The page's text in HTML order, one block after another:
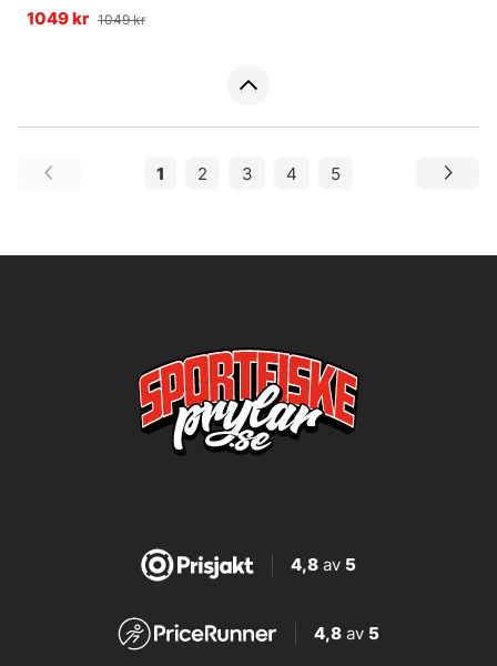
Green/D.Green
1049 kr 1049 kr
1 2 3 4 5
4,8av 5
4,8 av 5